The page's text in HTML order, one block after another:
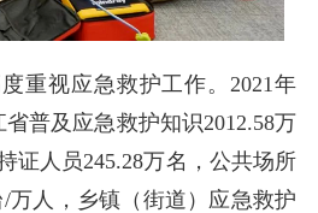
重视应急救护工作。2021年
普及应急救护知识2012.58万
证人员245.28万名，公共场所
万人，乡镇（街道）应急救护